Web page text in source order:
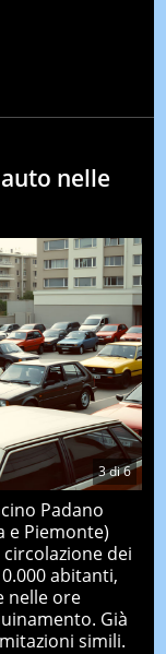
nelle
3di6
Padano
e Piemonte)
dei
abitanti,
nelle ore
Già
simili.